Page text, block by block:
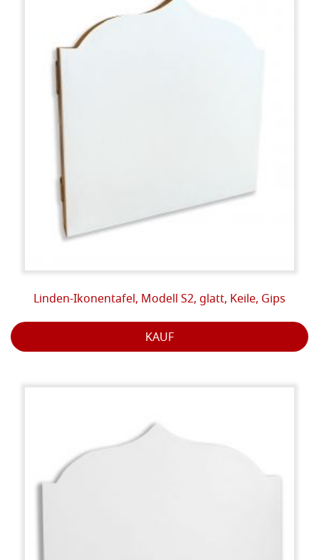
Linden-Ikonentafel, Modell S2, glatt, Keile, Gips
KAUF